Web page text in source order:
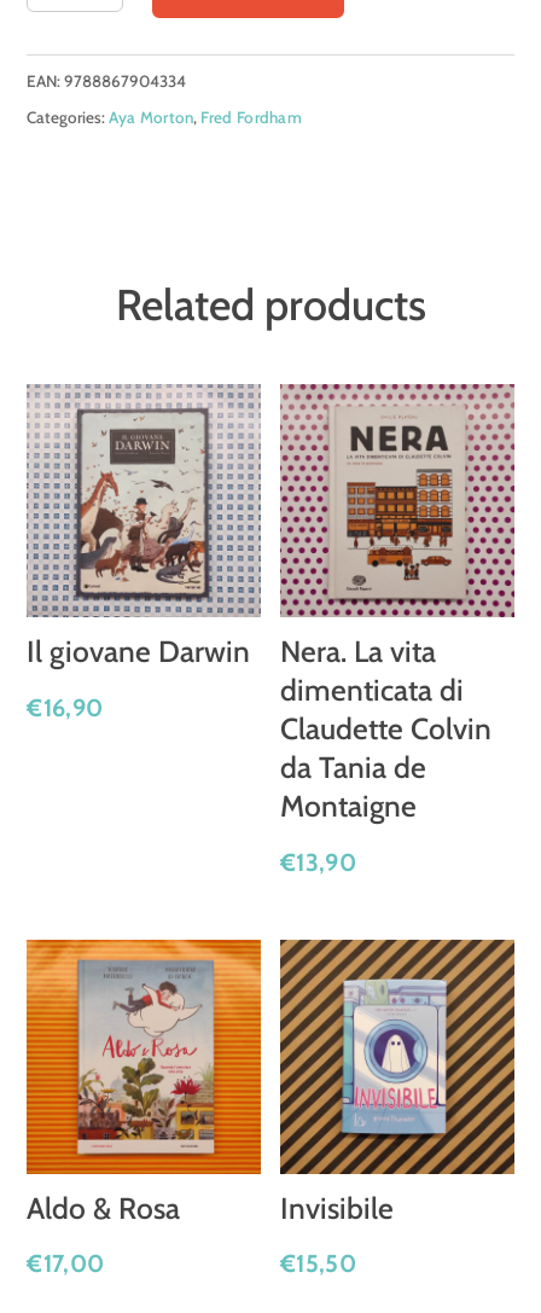
Grande
Gatsby
quantity
EAN:9788867904334
Categories:Aya Morton, Fred Fordham
Related products
Il giovane Darwin
€16,90
Nera. La vita
dimenticata di
Claudette Colvin
da Tania de
Montaigne
€13,90
Aldo & Rosa
€17,00
Invisibile
€15,50